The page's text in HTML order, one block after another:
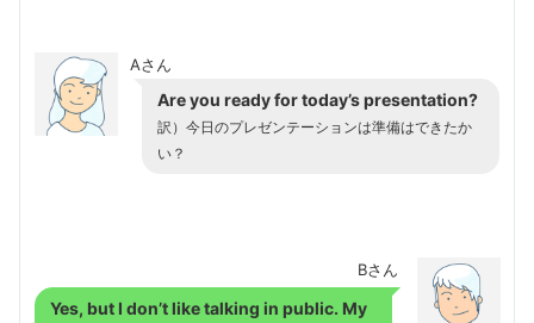
Aさん
Are you ready for today’s presentation?
訳）今日のプレゼンテーションは準備はできたか
い？
Bさん
Yes, but I don’t like talking in public. My